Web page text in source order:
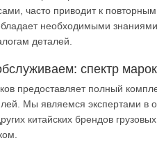
часто приводит к
необходимыми
деталей.
спектр
предоставляет полный
Мы являемся экспертами в
китайских брендов